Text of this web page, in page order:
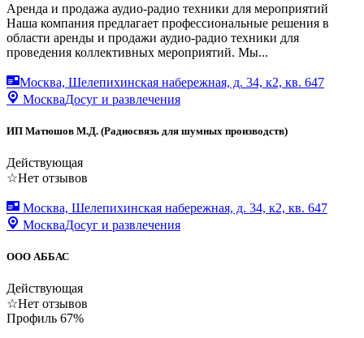
Аренда и продажа аудио-радио техники для мероприятий
Наша компания предлагает профессиональные решения в
области аренды и продажи аудио-радио техники для
проведения коллективных мероприятий. Мы...
Москва, Шелепихинская набережная, д. 34, к2, кв. 647
МоскваДосуг и развлечения
ИП Матюшов М.Д. (Радиосвязь для шумных производств)
Действующая
☆Нет отзывов
Москва, Шелепихинская набережная, д. 34, к2, кв. 647
МоскваДосуг и развлечения
ООО АББАС
Действующая
☆Нет отзывов
Профиль 67%